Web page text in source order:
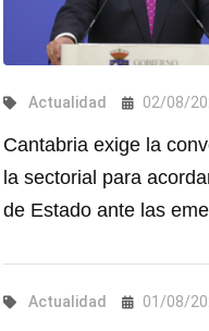
Actualidad 02/08/
Cantabria exige la
la sectorial para
de Estado ante las
Actualidad 01/08/